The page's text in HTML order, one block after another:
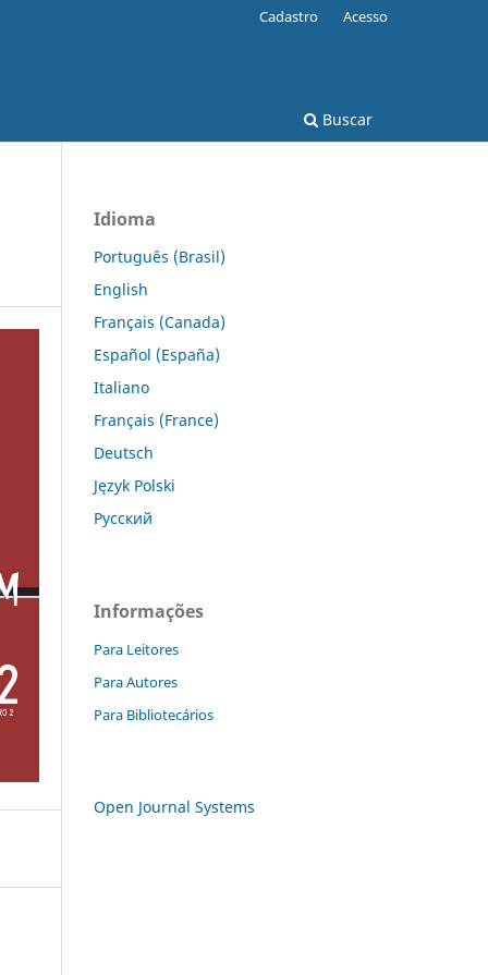
Buscar
Cadastro Acesso
Idioma
Português (Brasil)
English
Français (Canada)
Español (España)
Italiano
Français (France)
Deutsch
Język Polski
Русский
Informações
Para Leitores
Para Autores
Para Bibliotecários
Open Journal Systems